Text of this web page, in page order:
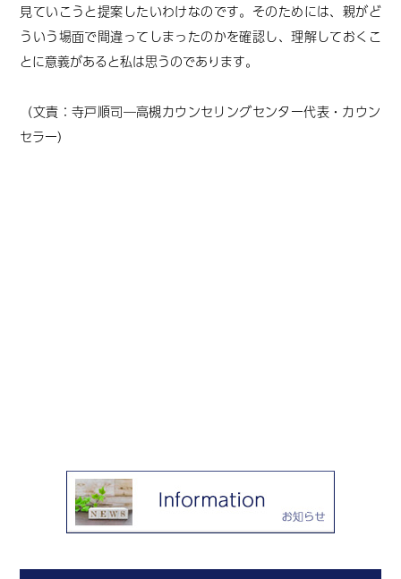
見ていこうと提案したいわけなのです。そのためには、親がど
ういう場面で間違ってしまったのかを確認し、理解しておくこ
とに意義があると私は思うのであります。
（文責：寺戸順司―高槻カウンセリングセンター代表・カウン
セラー）